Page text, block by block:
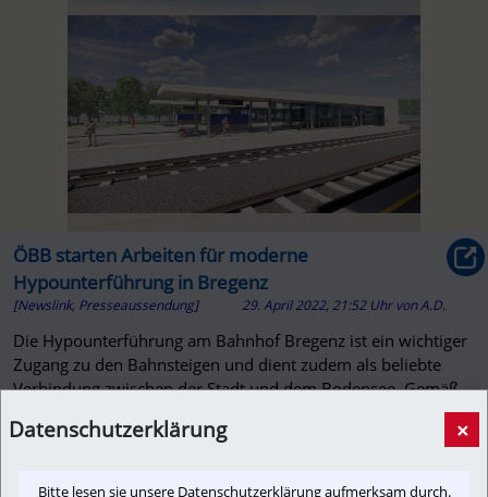
ÖBB starten Arbeiten für moderne
Hypounterführung in Bregenz
[Newslink, Presseaussendung] 29. April 2022, 21:52 Uhr vonA.D.
Die Hypounterführung am Bahnhof Bregenz ist ein wichtiger
Zugang zu den Bahnsteigen und dient zudem als beliebte
Verbindung zwischen der Stadt und dem Bodensee. Gemäß
der getroffenen Planungsvereinbarung wird die Unterführung
...
Datenschutzerklärung ×
Bitte lesen sie unsere Datenschutzerklärung aufmerksam durch.